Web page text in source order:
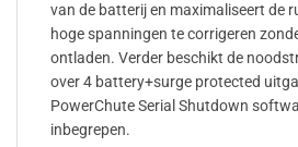
van de batterij en maximaliseert de
hoge spanningen te corrigeren
ontladen. Verder beschikt de
over 4 battery+surge protected
PowerChute Serial Shutdown
inbegrepen.